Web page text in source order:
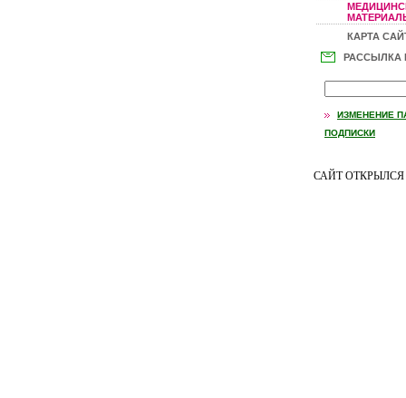
КАРТА
РАССЫЛКА
ИЗМЕНЕНИЕ
ПОДПИСКИ
САЙТ ОТКРЫЛСЯ